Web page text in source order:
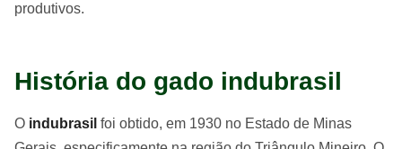
produtivos.
História do gado indubrasil
O indubrasil foi obtido, em 1930 no Estado de Minas